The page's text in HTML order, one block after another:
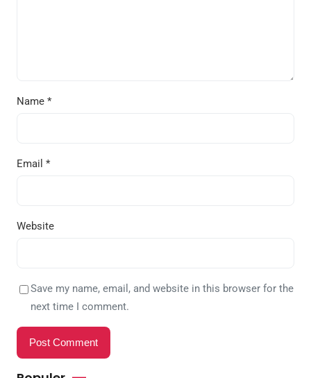
Name *
Email *
Website
Save my name, email, and website in this browser for the
next time I comment.